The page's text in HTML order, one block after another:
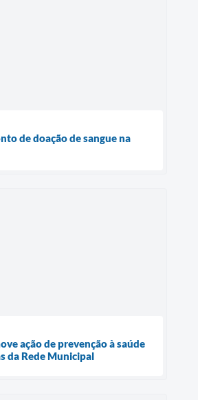
de doação de sangue na
ação de prevenção à saúde
da Rede Municipal